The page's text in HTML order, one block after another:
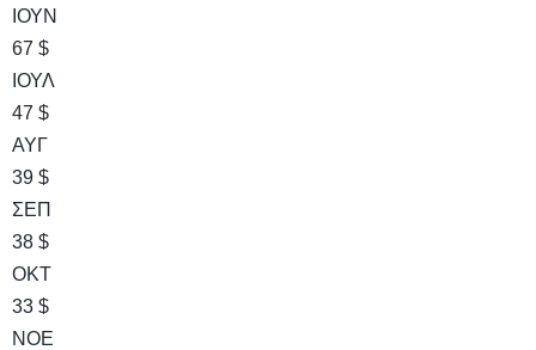
ΙΟΥΝ
67 $
ΙΟΥΛ
47 $
ΑΥΓ
39 $
ΣΕΠ
38 $
ΟΚΤ
33 $
ΝΟΕ